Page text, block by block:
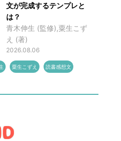
文が完成するテンプレと
は？
青木伸生 (監修),粟生こず
え (著)
2026.08.06
粟生こずえ 読書感想文